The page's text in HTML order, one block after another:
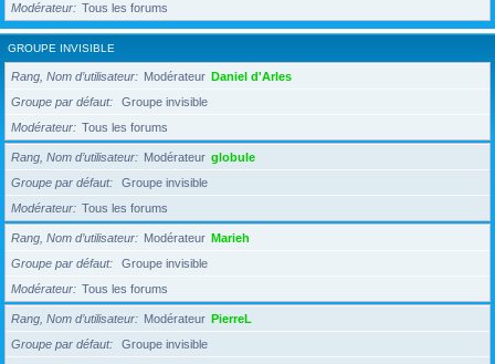
Modérateur
Tous les forums
GROUPE INVISIBLE
Rang, Nom d’utilisateur Modérateur Daniel d'Arles
Groupe par défaut
Groupe invisible
Modérateur
Tous les forums
Rang, Nom d’utilisateur Modérateur globule
Groupe par défaut
Groupe invisible
Modérateur
Tous les forums
Rang, Nom d’utilisateur Modérateur Marieh
Groupe par défaut
Groupe invisible
Modérateur
Tous les forums
Rang, Nom d’utilisateur Modérateur PierreL
Groupe par défaut
Groupe invisible